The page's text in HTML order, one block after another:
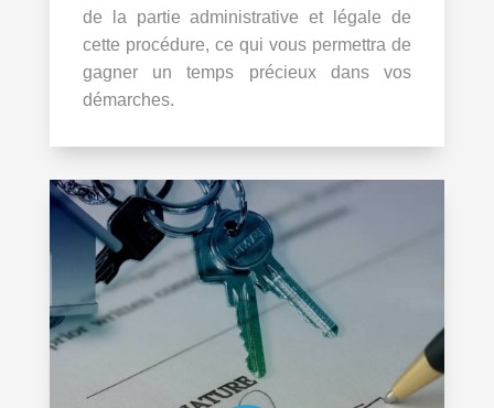
de la partie administrative et légale de
cette procédure, ce qui vous permettra de
gagner un temps précieux dans vos
démarches.